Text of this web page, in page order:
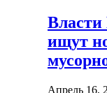
Власти
ищут
Апрель 16,